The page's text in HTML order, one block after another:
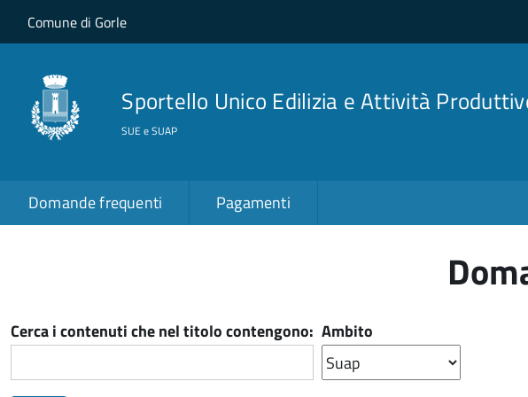
Salta al contenuto principale
Skip to site navigation
Comune di Gorle
Sportello Unico Edilizia e Attività
SUE e SUAP
Domande frequenti Pagamenti
Cerca i contenuti che nel titolo contengono: Ambito